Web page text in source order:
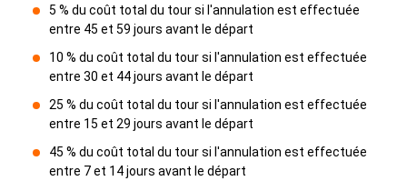
5 % du coût total du tour si l'annulation est effectuée
entre 45 et 59 jours avant le départ
10 % du coût total du tour si l'annulation est effectuée
entre 30 et 44 jours avant le départ
25 % du coût total du tour si l'annulation est effectuée
entre 15 et 29 jours avant le départ
45 % du coût total du tour si l'annulation est effectuée
entre 7 et 14 jours avant le départ